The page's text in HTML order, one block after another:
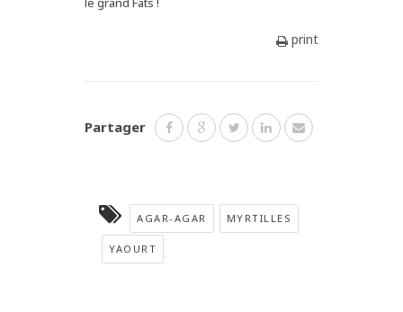
print
Partager
AGAR-AGAR MYRTILLES
YAOURT